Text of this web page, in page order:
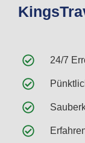
Kings
24/7